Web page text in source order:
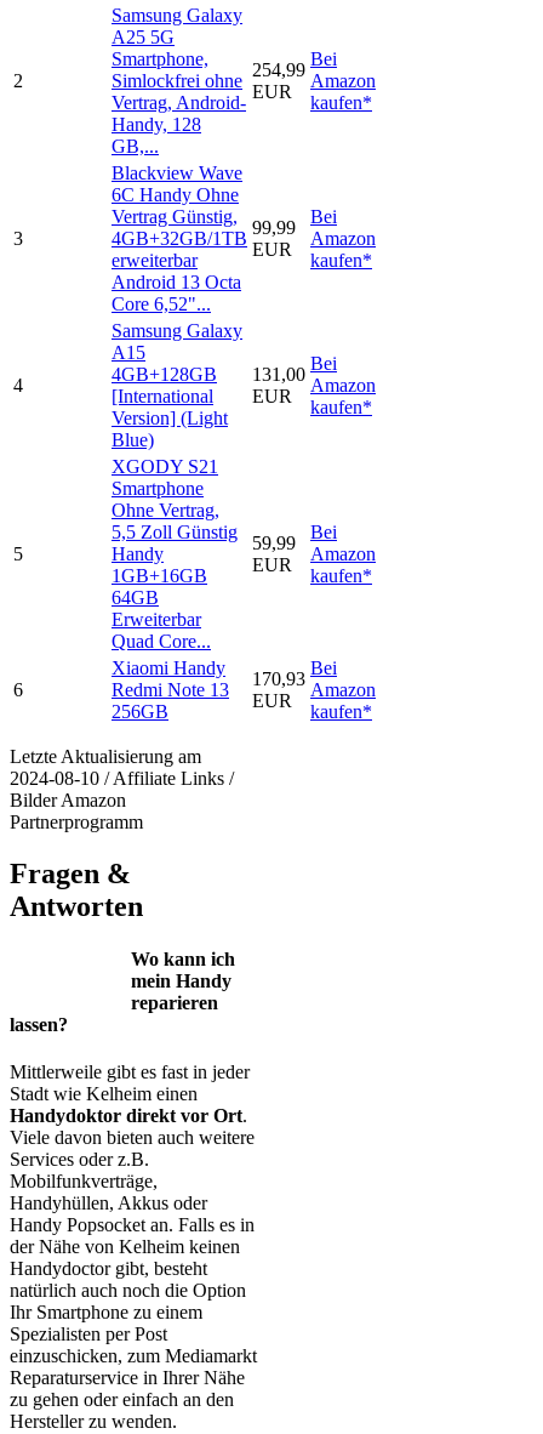
2
Samsung Galaxy
A25 5G
Smartphone,
Simlockfrei ohne
Vertrag, Android-
Handy, 128
GB,...
254,99
EUR
Bei
Amazon
kaufen*
3
Blackview Wave
6C Handy Ohne
Vertrag Günstig,
4GB+32GB/1TB
erweiterbar
Android 13 Octa
Core 6,52"...
99,99
EUR
Bei
Amazon
kaufen*
4
Samsung Galaxy
A15
4GB+128GB
[International
Version] (Light
Blue)
131,00
EUR
Bei
Amazon
kaufen*
5
XGODY S21
Smartphone
Ohne Vertrag,
5,5 Zoll Günstig
Handy
1GB+16GB
64GB
Erweiterbar
Quad Core...
59,99
EUR
Bei
Amazon
kaufen*
6
Xiaomi Handy
Redmi Note 13
256GB
170,93
EUR
Bei
Amazon
kaufen*
Letzte Aktualisierung am
2024-08-10 / Affiliate Links /
Bilder Amazon
Partnerprogramm
Fragen &
Antworten
Wo kann ich
mein Handy
reparieren
lassen?
Mittlerweile gibt es fast in jeder
Stadt wie Kelheim einen
Handydoktor direkt vor Ort.
Viele davon bieten auch weitere
Services oder z.B.
Mobilfunkverträge,
Handyhüllen, Akkus oder
Handy Popsocket an. Falls es in
der Nähe von Kelheim keinen
Handydoctor gibt, besteht
natürlich auch noch die Option
Ihr Smartphone zu einem
Spezialisten per Post
einzuschicken, zum Mediamarkt
Reparaturservice in Ihrer Nähe
zu gehen oder einfach an den
Hersteller zu wenden.